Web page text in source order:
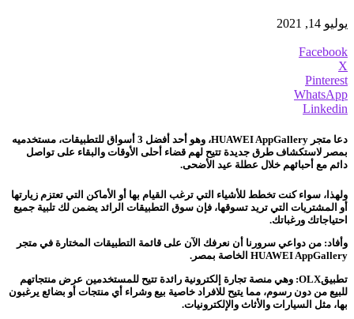
يوليو 14, 2021
Facebook
X
Pinterest
WhatsApp
Linkedin
دعا متجر HUAWEI AppGallery، وهو أحد أفضل 3 أسواق للتطبيقات، مستخدميه
بمصر لاستكشاف طرق جديدة تتيح لهم قضاء أحلى الأوقات والبقاء على تواصل
دائم مع أحبائهم خلال عطلة عيد الأضحى.
ولهذا، سواء كنت تخطط للأشياء التي ترغب القيام بها أو الأماكن التي تعتزم زيارتها
أو المشتريات التي تريد تسوقها، فإن سوق التطبيقات الرائد يضمن لك تلبية جميع
احتياجاتك ورغباتك.
وأفاد: من دواعي سرورنا أن نعرفك الآن على قائمة التطبيقات المختارة في متجر
HUAWEI AppGallery الخاصة بمصر.
تطبيقOLX: وهي منصة تجارة إلكترونية رائدة تتيح للمستخدمين عرض منتجاتهم
للبيع من دون رسوم، مما يتيح للافراد خاصية بيع وشراء أي منتجات أو بضائع يرغبون
بها، مثل السيارات والأثاث والإلكترونيات.